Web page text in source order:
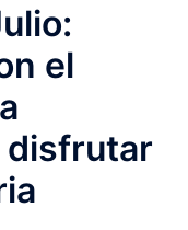
el
disfrutar